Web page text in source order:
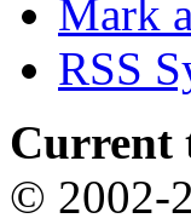
Mark
RSS
Current
© 2002-